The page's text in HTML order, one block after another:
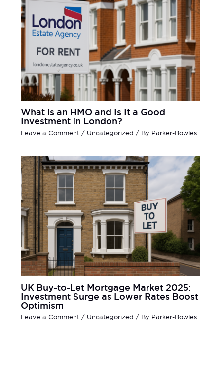
What is an HMO and Is It a Good
Investment in London?
Leave a Comment / Uncategorized / By Parker-Bowles
UK Buy-to-Let Mortgage Market 2025:
Investment Surge as Lower Rates Boost
Optimism
Leave a Comment / Uncategorized / By Parker-Bowles